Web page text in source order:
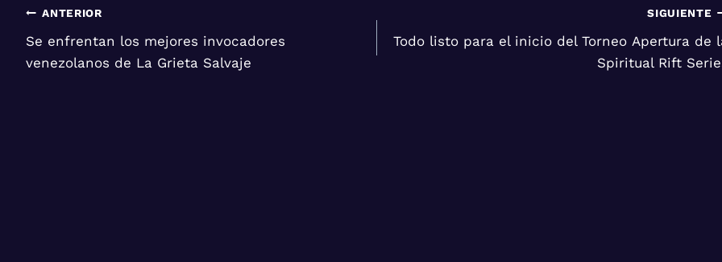
entrada:
Navegación
de
ANTERIOR
Se enfrentan los mejores invocadores
venezolanos de La Grieta Salvaje
SIGUIENTE
Todo listo para el inicio del Torneo Apertura de
Spiritual Rift